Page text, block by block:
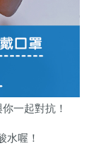
一起對抗！
水喔！